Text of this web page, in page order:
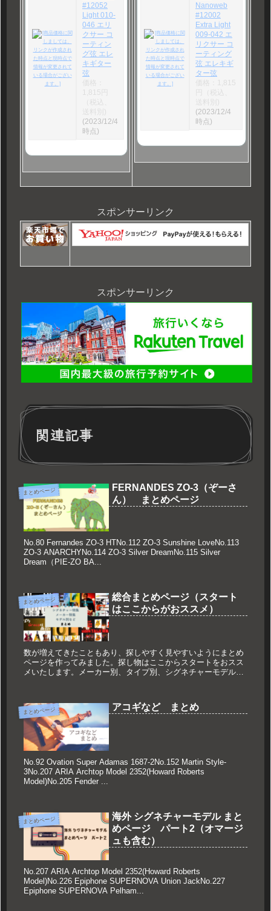
#12052
Light 010-
046 エリ
クサー コ
ーティン
グ弦 エレ
キギター
弦
価格：
1,815円
（税込、
(2023/12/4
時点)
Nanoweb
#12002
Extra Light
009-042 エ
リクサー コ
ーティング
弦 エレキギ
ター弦
価格：1,815
円（税込、
(2023/12/4
時点)
スポンサーリンク
スポンサーリンク
関連記事
まとめページ
FERNANDES ZO-3（ぞーさ
ん） まとめページ
No.80 Fernandes ZO-3 HTNo.112 ZO-3 Sunshine LoveNo.113
ZO-3 ANARCHYNo.114 ZO-3 Silver DreamNo.115 Silver
Dream（PIE-ZO BA...
まとめページ
総合まとめページ（スタート
はここからがおススメ）
数が増えてきたこともあり、探しやすく見やすいようにまとめ
ページを作ってみました。探し物はここからスタートをおスス
メいたします。メーカー別、タイプ別、シグネチャーモデル特
まとめページ アコギなど まとめ
No.92 Ovation Super Adamas 1687-2No.152 Martin Style-
3No.207 ARIA Archtop Model 2352(Howard Roberts
Model)No.205 Fender ...
まとめページ
海外 シグネチャーモデル まと
めページ パート2（オマージ
ュも含む）
No.207 ARIA Archtop Model 2352(Howard Roberts
Model)No.226 Epiphone SUPERNOVA Union JackNo.227
Epiphone SUPERNOVA Pelham...